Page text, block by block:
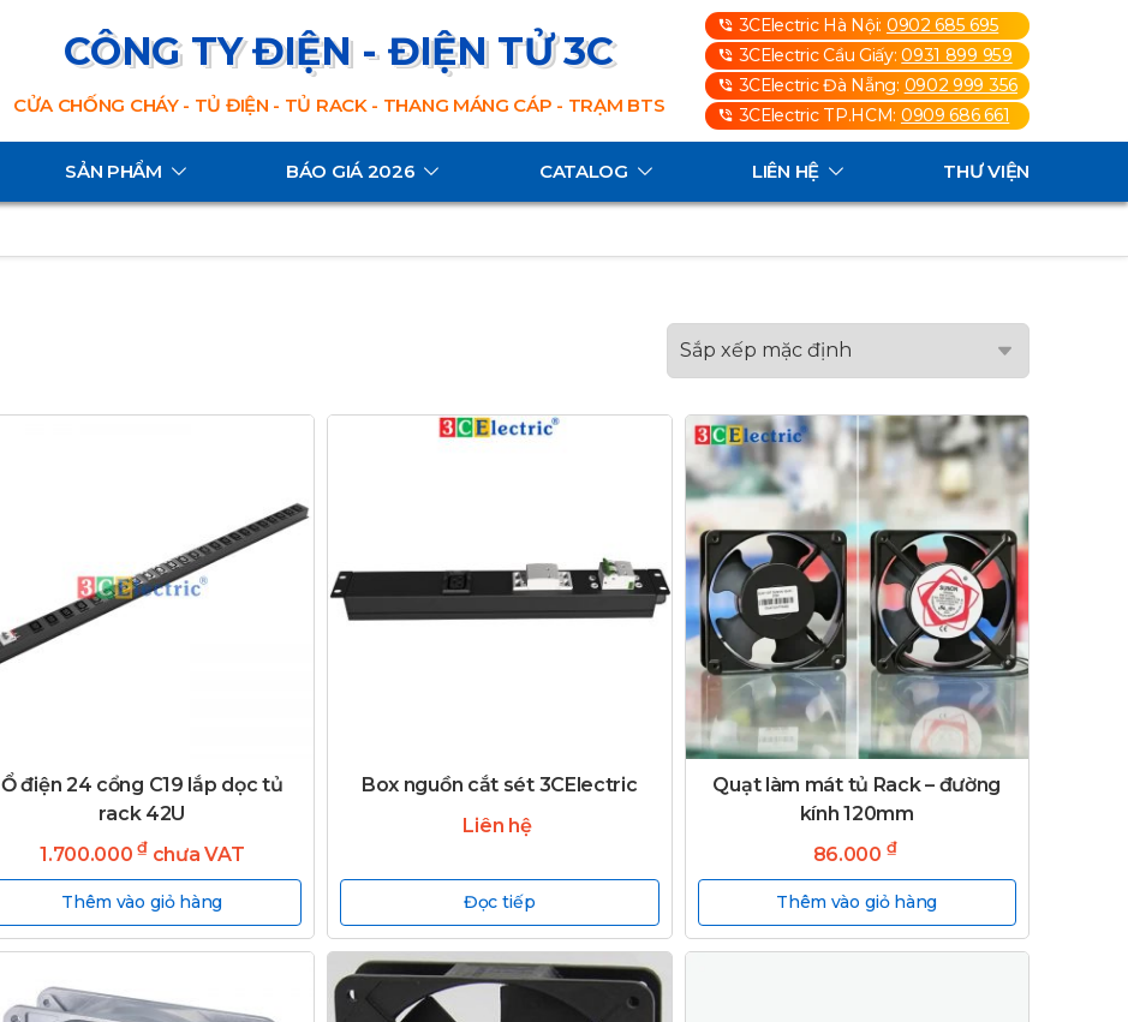
CÔNG TY ĐIỆN - ĐIỆN TỬ 3C
CỬA CHỐNG CHÁY - TỦ ĐIỆN - TỦ RACK - THANG MÁNG CÁP - TRẠM BTS
3CElectric Hà Nội: 0902 685 695
3CElectric Cầu Giấy:0931 899 959
3CElectric Đà Nẵng: 0902 999 356
3CElectric TP.HCM: 0909 686 661
SẢN PHẨM BÁO GIÁ 2026 CATALOG LIÊN HỆ THƯ VIỆN
Ổ điện 24 cổng C19 lắp dọc tủ
rack 42U
1.700.000₫ chưa VAT
Thêm vào giỏ hàng
Box nguồn cắt sét 3CElectric
Liên hệ
Đọc tiếp
Quạt làm mát tủ Rack – đường
kính 120mm
86.000 ₫
Thêm vào giỏ hàng